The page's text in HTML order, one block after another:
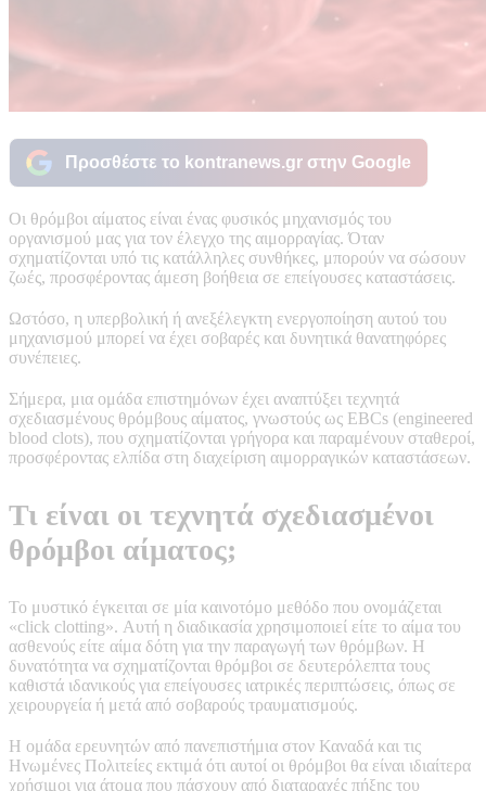
Προσθέστε το kontranews.gr στην Google
Οι θρόμβοι αίματος είναι ένας φυσικός μηχανισμός του
οργανισμού μας για τον έλεγχο της αιμορραγίας. Όταν
σχηματίζονται υπό τις κατάλληλες συνθήκες, μπορούν να σώσουν
ζωές, προσφέροντας άμεση βοήθεια σε επείγουσες καταστάσεις.
Ωστόσο, η υπερβολική ή ανεξέλεγκτη ενεργοποίηση αυτού του
μηχανισμού μπορεί να έχει σοβαρές και δυνητικά θανατηφόρες
συνέπειες.
Σήμερα, μια ομάδα επιστημόνων έχει αναπτύξει τεχνητά
σχεδιασμένους θρόμβους αίματος, γνωστούς ως EBCs (engineered
blood clots), που σχηματίζονται γρήγορα και παραμένουν σταθεροί,
προσφέροντας ελπίδα στη διαχείριση αιμορραγικών καταστάσεων.
Τι είναι οι τεχνητά σχεδιασμένοι
θρόμβοι αίματος;
Το μυστικό έγκειται σε μία καινοτόμο μεθόδο που ονομάζεται
«click clotting». Αυτή η διαδικασία χρησιμοποιεί είτε το αίμα του
ασθενούς είτε αίμα δότη για την παραγωγή των θρόμβων. Η
δυνατότητα να σχηματίζονται θρόμβοι σε δευτερόλεπτα τους
καθιστά ιδανικούς για επείγουσες ιατρικές περιπτώσεις, όπως σε
χειρουργεία ή μετά από σοβαρούς τραυματισμούς.
Η ομάδα ερευνητών από πανεπιστήμια στον Καναδά και τις
Ηνωμένες Πολιτείες εκτιμά ότι αυτοί οι θρόμβοι θα είναι ιδιαίτερα
χρήσιμοι για άτομα που πάσχουν από διαταραχές πήξης του